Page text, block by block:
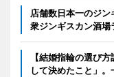
店舗数日本一のジ
衆ジンギスカン酒
【結婚指輪の選び
して決めたこと」